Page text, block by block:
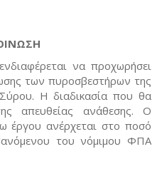
να προχωρήσει
των πυροσβεστήρων της
Η διαδικασία που θα
απευθείας ανάθεσης. Ο
έργου ανέρχεται στο ποσό
του νόμιμου ΦΠΑ